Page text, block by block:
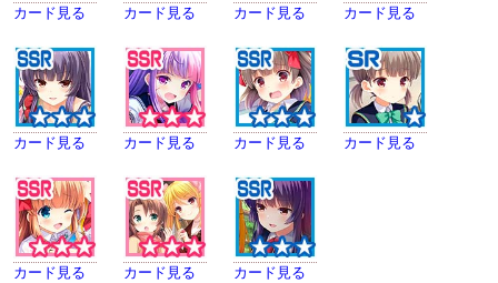
カード見る カード見る カード見る カード見る
カード見る カード見る カード見る カード見る
カード見る カード見る カード見る